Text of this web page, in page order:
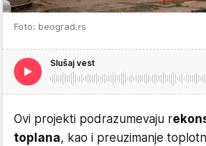
Foto: beograd.rs
Slušaj vest
Ovi projekti podrazumevaju r
toplana, kao i preuzimanje